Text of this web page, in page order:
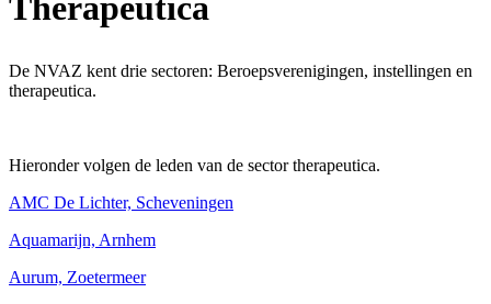
Therapeutica
De NVAZ kent drie sectoren: Beroepsverenigingen, instellingen en
therapeutica.
Hieronder volgen de leden van de sector therapeutica.
AMC De Lichter, Scheveningen
Aquamarijn, Arnhem
Aurum, Zoetermeer